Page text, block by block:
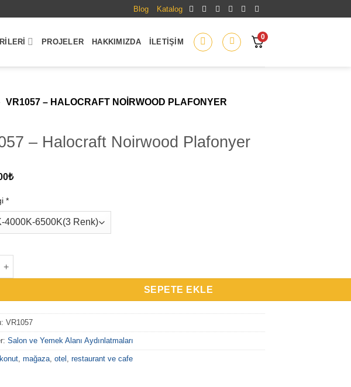
Blog Katalog
PROJELER HAKKIMIZDA İLETIŞIM
0
VR1057 – HALOCRAFT NOIRWOOD PLAFONYER
– Halocraft Noirwood Plafonyer
₺
*
– Halocraft Noirwood Plafonyer adet
SEPETE EKLE
VR1057
Salon ve Yemek Alanı Aydınlatmaları
konut, mağaza, otel , restaurant ve cafe